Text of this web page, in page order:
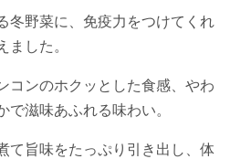
冬野菜に、免疫力をつけてくれ
した。
コンのホクッとした食感、やわ
滋味あふれる味わい。
て旨味をたっぷり引き出し、体